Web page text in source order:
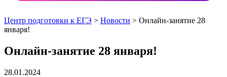
Центр подготовки к ЕГЭ > Новости > Онлайн-занятие 28
января!
Онлайн-занятие 28 января!
28.01.2024